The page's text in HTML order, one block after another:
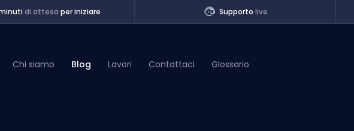
di attesa per iniziare Supporto live
Chi siamo Blog Lavori Contattaci Glossario